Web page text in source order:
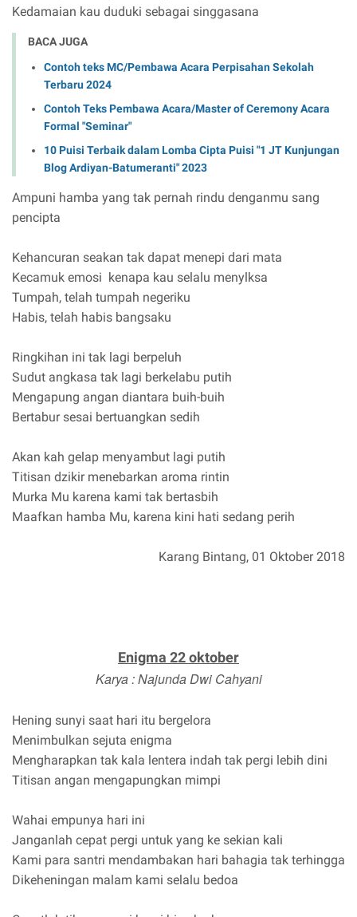
Kedamaian kau duduki sebagai singgasana
BACA JUGA
Contoh teks MC/Pembawa Acara Perpisahan Sekolah
Terbaru 2024
Contoh Teks Pembawa Acara/Master of Ceremony Acara
Formal "Seminar"
10 Puisi Terbaik dalam Lomba Cipta Puisi "1 JT Kunjungan
Blog Ardiyan-Batumeranti" 2023
Ampuni hamba yang tak pernah rindu denganmu sang
pencipta
Kehancuran seakan tak dapat menepi dari mata
Kecamuk emosi kenapa kau selalu menylksa
Tumpah, telah tumpah negeriku
Habis, telah habis bangsaku
Ringkihan ini tak lagi berpeluh
Sudut angkasa tak lagi berkelabu putih
Mengapung angan diantara buih-buih
Bertabur sesai bertuangkan sedih
Akan kah gelap menyambut lagi putih
Titisan dzikir menebarkan aroma rintin
Murka Mu karena kami tak bertasbih
Maafkan hamba Mu, karena kini hati sedang perih
Karang Bintang, 01 Oktober 2018
Enigma 22 oktober
Karya : Najunda Dwi Cahyani
Hening sunyi saat hari itu bergelora
Menimbulkan sejuta enigma
Mengharapkan tak kala lentera indah tak pergi lebih dini
Titisan angan mengapungkan mimpi
Wahai empunya hari ini
Janganlah cepat pergi untuk yang ke sekian kali
Kami para santri mendambakan hari bahagia tak terhingga
Dikeheningan malam kami selalu bedoa